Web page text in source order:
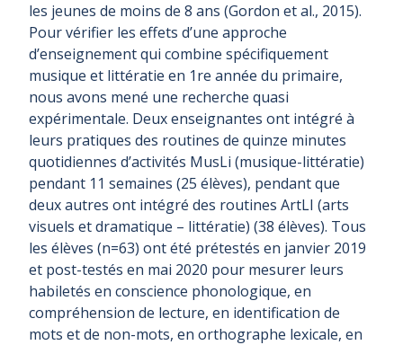
les jeunes de moins de 8 ans (Gordon et al., 2015).
Pour vérifier les effets d’une approche
d’enseignement qui combine spécifiquement
musique et littératie en 1re année du primaire,
nous avons mené une recherche quasi
expérimentale. Deux enseignantes ont intégré à
leurs pratiques des routines de quinze minutes
quotidiennes d’activités MusLi (musique-littératie)
pendant 11 semaines (25 élèves), pendant que
deux autres ont intégré des routines ArtLI (arts
visuels et dramatique – littératie) (38 élèves). Tous
les élèves (n=63) ont été prétestés en janvier 2019
et post-testés en mai 2020 pour mesurer leurs
habiletés en conscience phonologique, en
compréhension de lecture, en identification de
mots et de non-mots, en orthographe lexicale, en